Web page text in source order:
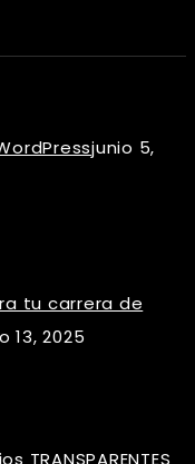
junio 5,
tu carrera de
13, 2025